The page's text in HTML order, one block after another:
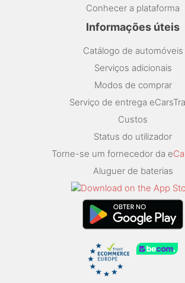
Conhecer a plataforma
Informações úteis
Catálogo de automóveis
Serviços adicionais
Modos de comprar
Serviço de entrega
Custos
Status do utilizador
Torne-se um fornecedor da e
Aluguer de baterias